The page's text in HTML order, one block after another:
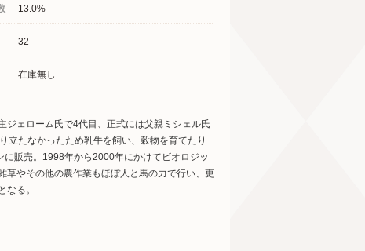
13.0%
32
在庫無し
ジェローム氏で4代目、正式には父親ミシェル氏
立たなかったため乳牛を飼い、穀物を育てたり
販売。1998年から2000年にかけてビオロジッ
草やその他の農作業もほぼ人と馬の力で行い、更
る。